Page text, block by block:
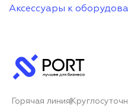
Аксессуары к
Горячая линия